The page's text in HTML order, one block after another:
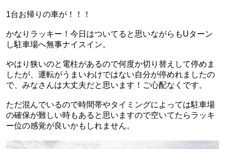
1台お帰りの車が！！！
かなりラッキー！今日はついてると思いながらもUターン
し駐車場へ無事ナイスイン。
やはり狭いのと電柱があるので何度か切り替えして停めま
したが、運転がうまいわけではない自分が停めれましたの
で、みなさんは大丈夫だと思います！ご心配なくです。
ただ混んでいるので時間帯やタイミングによっては駐車場
の確保が難しい時もあると思いますので空いてたらラッキ
ー位の感覚が良いかもしれません。